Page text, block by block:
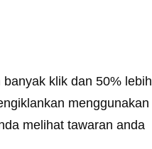
klik dan 50% lebih
menggunakan
melihat tawaran anda